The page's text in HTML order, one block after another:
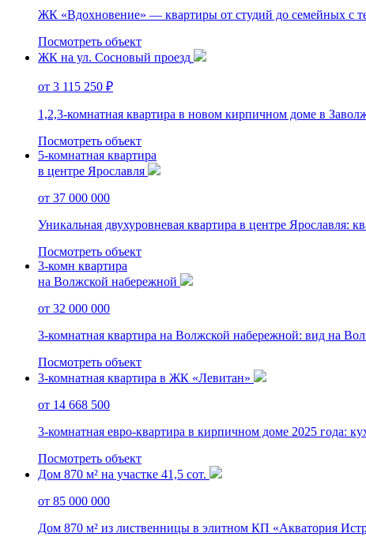
ЖК «Вдохновение» — квартиры от студий до семейных с
Посмотреть объект
ЖК на ул. Сосновый проезд
от 3 115 250 ₽
1,2,3-комнатная квартира в новом кирпичном доме в
Посмотреть объект
5-комнатная квартира
в центре Ярославля
от 37 000 000
Уникальная двухуровневая квартира в центре
Посмотреть объект
3-комн квартира
на Волжской набережной
от 32 000 000
3-комнатная квартира на Волжской набережной: вид на
Посмотреть объект
3-комнатная квартира в ЖК «Левитан»
от 14 668 500
3-комнатная евро-квартира в кирпичном доме 2025 года:
Посмотреть объект
Дом 870 м² на участке 41,5 сот.
от 85 000 000
Дом 870 м² из лиственницы в элитном КП «Акватория